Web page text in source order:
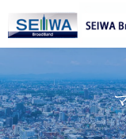
オーナー様へ
入居者様へ